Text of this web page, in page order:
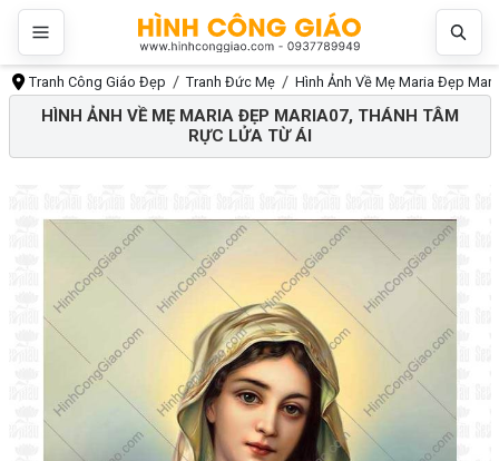
Tranh Công Giáo Đẹp Tranh Đức Mẹ Hình Ảnh Về Mẹ Maria Đẹp
HÌNH ẢNH VỀ MẸ MARIA ĐẸP MARIA07, THÁNH TÂM
RỰC LỬA TỪ ÁI